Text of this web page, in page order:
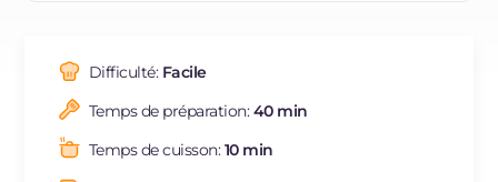
ES
BR
NL
Difficulté: Facile
Temps de préparation:40 min
Temps de cuisson:10 min